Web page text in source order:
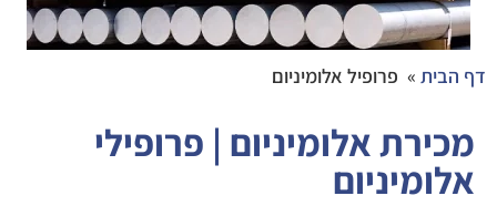
דף הבית » פרופיל אלומיניום
מכירת אלומיניום | פרופילי
אלומיניום